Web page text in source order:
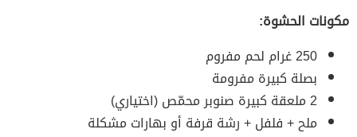
مكونات الحشوة:
250 غرام لحم مفروم
بصلة كبيرة مفرومة
2 ملعقة كبيرة صنوبر محمّص (اختياري)
ملح + فلفل + رشة قرفة أو بهارات مشكلة